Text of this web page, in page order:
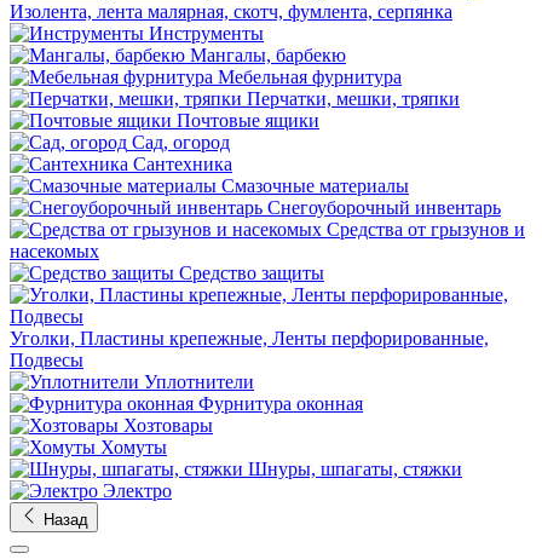
Изолента, лента малярная, скотч, фумлента, серпянка
Инструменты
Мангалы, барбекю
Мебельная фурнитура
Перчатки, мешки, тряпки
Почтовые ящики
Сад, огород
Сантехника
Смазочные материалы
Снегоуборочный инвентарь
Средства от грызунов и
насекомых
Средство защиты
Уголки, Пластины крепежные, Ленты перфорированные,
Подвесы
Уплотнители
Фурнитура оконная
Хозтовары
Хомуты
Шнуры, шпагаты, стяжки
Электро
Назад